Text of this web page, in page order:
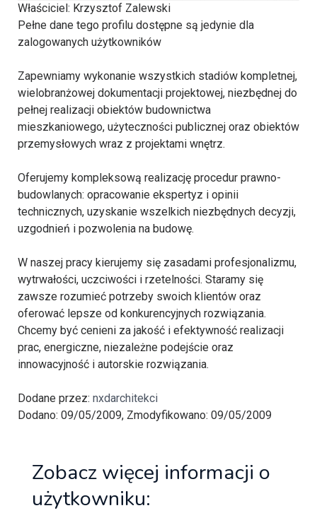
Właściciel: Krzysztof Zalewski
Pełne dane tego profilu dostępne są jedynie dla
zalogowanych użytkowników
Zapewniamy wykonanie wszystkich stadiów kompletnej,
wielobranżowej dokumentacji projektowej, niezbędnej do
pełnej realizacji obiektów budownictwa
mieszkaniowego, użyteczności publicznej oraz obiektów
przemysłowych wraz z projektami wnętrz.
Oferujemy kompleksową realizację procedur prawno-
budowlanych: opracowanie ekspertyz i opinii
technicznych, uzyskanie wszelkich niezbędnych decyzji,
uzgodnień i pozwolenia na budowę.
W naszej pracy kierujemy się zasadami profesjonalizmu,
wytrwałości, uczciwości i rzetelności. Staramy się
zawsze rozumieć potrzeby swoich klientów oraz
oferować lepsze od konkurencyjnych rozwiązania.
Chcemy być cenieni za jakość i efektywność realizacji
prac, energiczne, niezależne podejście oraz
innowacyjność i autorskie rozwiązania.
Dodane przez: nxdarchitekci
Dodano: 09/05/2009, Zmodyfikowano: 09/05/2009
Zobacz więcej informacji o
użytkowniku: